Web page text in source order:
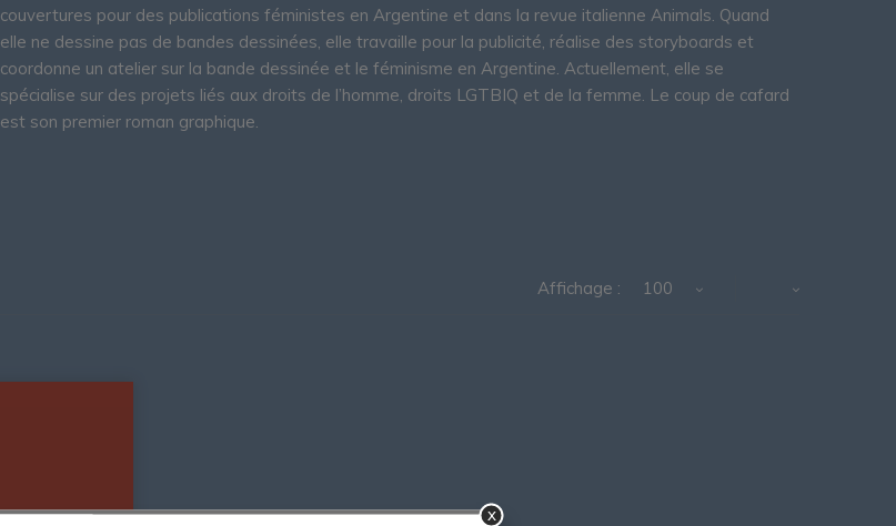
couvertures pour des publications féministes en Argentine et dans la revue italienne Animals. Quand
elle ne dessine pas de bandes dessinées, elle travaille pour la publicité, réalise des storyboards et
coordonne un atelier sur la bande dessinée et le féminisme en Argentine. Actuellement, elle se
spécialise sur des projets liés aux droits de l’homme, droits LGTBIQ et de la femme. Le coup de cafard
est son premier roman graphique.
Affichage : 100
x